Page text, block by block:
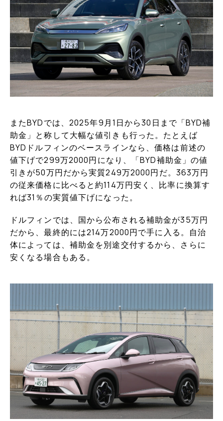
またBYDでは、2025年9月1日から30日まで「BYD補
助金」と称して大幅な値引きも行った。たとえば
BYDドルフィンのベースラインなら、価格は前述の
値下げで299万2000円になり、「BYD補助金」の値
引きが50万円だから実質249万2000円だ。363万円
の従来価格に比べると約114万円安く、比率に換算す
れば31％の実質値下げになった。
ドルフィンでは、国から公布される補助金が35万円
だから、最終的には214万2000円で手に入る。自治
体によっては、補助金を別途交付するから、さらに
安くなる場合もある。